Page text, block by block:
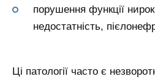
порушення функції
недостатність,
Ці патології часто є